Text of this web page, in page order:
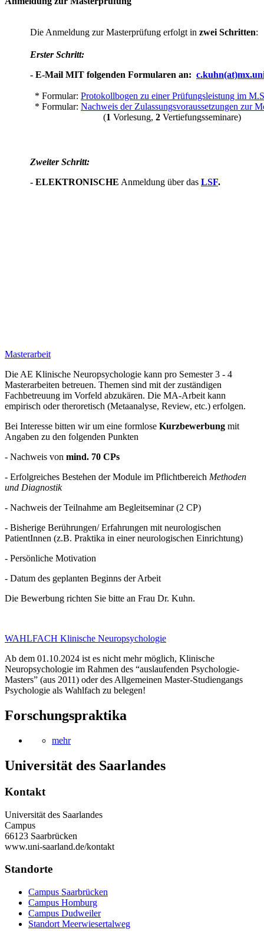
Die Anmeldung zur Masterprüfung erfolgt in zwei Schritten:
Erster Schritt:
- E-Mail MIT folgenden Formularen an:
​ * Formular: Protokollbogen zu einer Prüfungsleistung im
* Formular: Nachweis der Zulassungsvoraussetzungen zur
(1 Vorlesung, 2 Vertiefungsseminare)
Zweiter Schritt:
- ELEKTRONISCHE Anmeldung über das LSF.
Masterarbeit
Die AE Klinische Neuropsychologie kann pro Semester 3 - 4
Masterarbeiten betreuen. Themen sind mit der zuständigen
Fachbetreuung im Vorfeld abzukären. Die MA-Arbeit kann
empirisch oder theroretisch (Metaanalyse, Review, etc.) erfolgen.
Bei Interesse bitten wir um eine formlose Kurzbewerbung mit
Angaben zu den folgenden Punkten
- Nachweis von mind. 70 CPs
- Erfolgreiches Bestehen der Module im Pflichtbereich Methoden
und Diagnostik
- Nachweis der Teilnahme am Begleitseminar (2 CP)
- Bisherige Berührungen/ Erfahrungen mit neurologischen
PatientInnen (z.B. Praktika in einer neurologischen Einrichtung)
- Persönliche Motivation
- Datum des geplanten Beginns der Arbeit
Die Bewerbung richten Sie bitte an Frau Dr. Kuhn.
WAHLFACH Klinische Neuropsychologie
Ab dem 01.10.2024 ist es nicht mehr möglich, Klinische
Neuropsychologie im Rahmen des “auslaufenden Psychologie-
Masters” (aus 2011) oder des Allgemeinen Master-Studiengangs
Psychologie als Wahlfach zu belegen!
Forschungspraktika
mehr
Universität des Saarlandes
Kontakt
Universität des Saarlandes
Campus
66123 Saarbrücken
www.uni-saarland.de/kontakt
Standorte
Campus Saarbrücken
Campus Homburg
Campus Dudweiler
Standort Meerwiesertalweg